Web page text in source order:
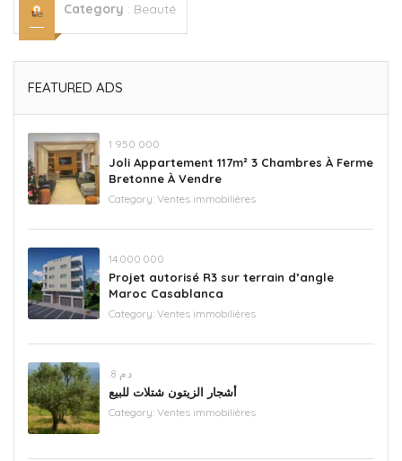
Category : Beauté
FEATURED ADS
‪1 950 000‬
Joli Appartement 117m² 3 Chambres À Ferme
Bretonne À Vendre
Category: Ventes immobilières
14 000 000
Projet autorisé R3 sur terrain d’angle
Maroc Casablanca
Category: Ventes immobilières
.د.م 8
أشجار الزيتون شتلات للبيع
Category: Ventes immobilières